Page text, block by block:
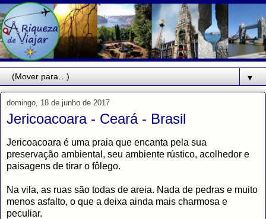
▼
domingo, 18 de junho de 2017
Jericoacoara - Ceará - Brasil
Jericoacoara é uma praia que encanta pela sua
preservação ambiental, seu ambiente rústico, acolhedor e
paisagens de tirar o fôlego.
Na vila, as ruas são todas de areia. Nada de pedras e muito
menos asfalto, o que a deixa ainda mais charmosa e
peculiar.